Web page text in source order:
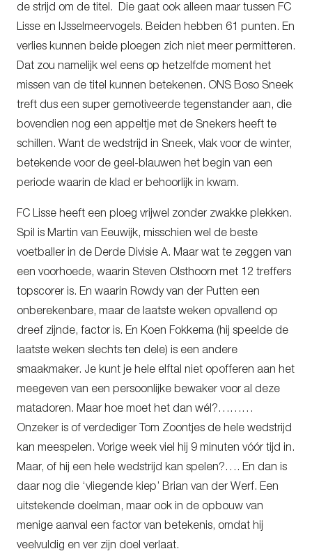
de strijd om de titel. Die gaat ook alleen maar tussen FC
Lisse en IJsselmeervogels. Beiden hebben 61 punten. En
verlies kunnen beide ploegen zich niet meer permitteren.
Dat zou namelijk wel eens op hetzelfde moment het
missen van de titel kunnen betekenen. ONS Boso Sneek
treft dus een super gemotiveerde tegenstander aan, die
bovendien nog een appeltje met de Snekers heeft te
schillen. Want de wedstrijd in Sneek, vlak voor de winter,
betekende voor de geel-blauwen het begin van een
periode waarin de klad er behoorlijk in kwam.
FC Lisse heeft een ploeg vrijwel zonder zwakke plekken.
Spil is Martin van Eeuwijk, misschien wel de beste
voetballer in de Derde Divisie A. Maar wat te zeggen van
een voorhoede, waarin Steven Olsthoorn met 12 treffers
topscorer is. En waarin Rowdy van der Putten een
onberekenbare, maar de laatste weken opvallend op
dreef zijnde, factor is. En Koen Fokkema (hij speelde de
laatste weken slechts ten dele) is een andere
smaakmaker. Je kunt je hele elftal niet opofferen aan het
meegeven van een persoonlijke bewaker voor al deze
matadoren. Maar hoe moet het dan wél?………
Onzeker is of verdediger Tom Zoontjes de hele wedstrijd
kan meespelen. Vorige week viel hij 9 minuten vóór tijd in.
Maar, of hij een hele wedstrijd kan spelen?…. En dan is
daar nog die ‘vliegende kiep’ Brian van der Werf. Een
uitstekende doelman, maar ook in de opbouw van
menige aanval een factor van betekenis, omdat hij
veelvuldig en ver zijn doel verlaat.